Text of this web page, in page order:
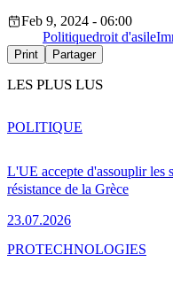
Feb 9, 2024 - 06:00
Politiquedroit d'asile
Print Partager
LES PLUS LUS
L'UE accepte d'assouplir les
résistance de la Grèce
23.07.2026
POLITIQUE
PROTECHNOLOGIES